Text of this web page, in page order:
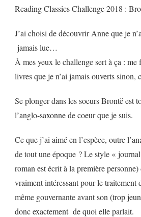
Reading Classics Challenge 2018 :
J’ai choisi de découvrir Anne que je
jamais lue…
À mes yeux le challenge sert à ça : me
livres que je n’ai jamais ouverts sinon,
Se plonger dans les soeurs Brontë est
l’anglo-saxonne de coeur que je suis.
Ce que j’ai aimé en l’espèce, outre
de tout une époque ? Le style «
roman est écrit à la première personne)
vraiment intéressant pour le traitement
même gouvernante avant son (trop
donc exactement de quoi elle parlait.